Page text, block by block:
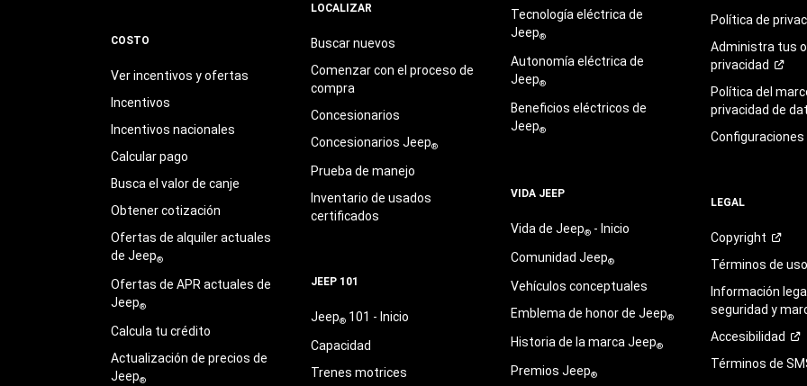
COSTO
Ver incentivos y ofertas
Incentivos
Incentivos nacionales
Calcular pago
Busca el valor de canje
Obtener cotización
Ofertas de alquiler actuales
de Jeep®
Ofertas de APR actuales de
Jeep®
Calcula tu crédito
Actualización de precios de
Jeep®
LOCALIZAR
Buscar nuevos
Comenzar con el proceso de
compra
Concesionarios
Concesionarios Jeep®
Prueba de manejo
Inventario de usados
certificados
JEEP 101
Jeep®101 - Inicio
Capacidad
Trenes motrices
Tecnología eléctrica de
Jeep®
Autonomía eléctrica de
Jeep®
Beneficios eléctricos de
Jeep®
VIDA JEEP
Vida de Jeep®- Inicio
Comunidad Jeep®
Vehículos conceptuales
Emblema de honor de Jeep®
Historia de la marca Jeep®
Premios Jeep®
Política de
Administra tus
privacidad
Política del
privacidad de
Configuraciones
LEGAL
Copyright
Términos deuso
Información
seguridad y
Accesibilidad
Términos de